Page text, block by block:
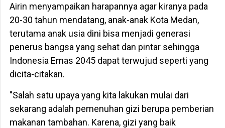
Airin menyampaikan harapannya agar kiranya pada
20-30 tahun mendatang, anak-anak Kota Medan,
terutama anak usia dini bisa menjadi generasi
penerus bangsa yang sehat dan pintar sehingga
Indonesia Emas 2045 dapat terwujud seperti yang
dicita-citakan.
"Salah satu upaya yang kita lakukan mulai dari
sekarang adalah pemenuhan gizi berupa pemberian
makanan tambahan. Karena, gizi yang baik